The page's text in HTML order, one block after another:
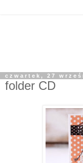
czwartek, 27
folder CD